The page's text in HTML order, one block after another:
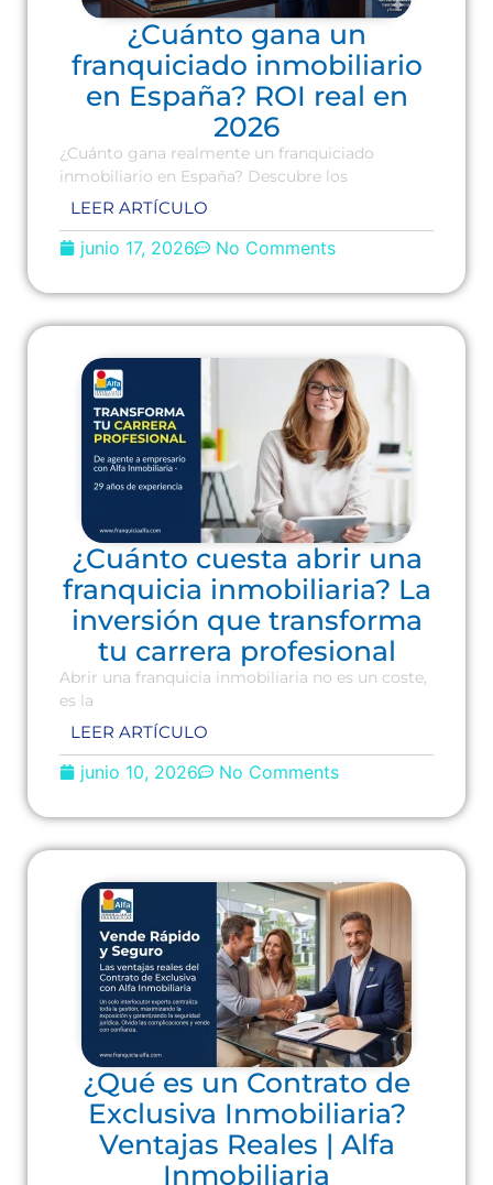
¿Cuánto gana un
franquiciado inmobiliario
en España? ROI real en
2026
¿Cuánto gana realmente un franquiciado
inmobiliario en España? Descubre los
LEER ARTÍCULO
junio 17, 2026 No Comments
¿Cuánto cuesta abrir una
franquicia inmobiliaria? La
inversión que transforma
tu carrera profesional
Abrir una franquicia inmobiliaria no es un coste,
es la
LEER ARTÍCULO
junio 10, 2026 No Comments
¿Qué es un Contrato de
Exclusiva Inmobiliaria?
Ventajas Reales | Alfa
Inmobiliaria